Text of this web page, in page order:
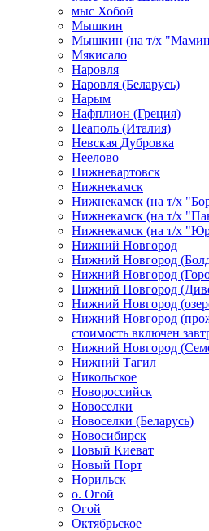
мыс Хобой
Мышкин
Мышкин (на т/х
Мякисало
Наровля
Наровля (Беларусь)
Нарым
Нафплион (Греция)
Неаполь (Италия)
Невская Дубровка
Неелово
Нижневартовск
Нижнекамск
Нижнекамск (на т/х
Нижнекамск (на т/х
Нижнекамск (на т/х
Нижний Новгород
Нижний Новгород
Нижний Новгород
Нижний Новгород
Нижний Новгород
Нижний Новгород
стоимость включен
Нижний Новгород
Нижний Тагил
Никольское
Новороссийск
Новоселки
Новоселки (Беларусь)
Новосибирск
Новый Киеват
Новый Порт
Норильск
о. Огой
Огой
Октябрьское